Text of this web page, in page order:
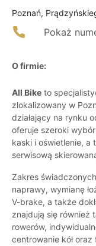
Poznań,
Pokaż
O firmie:
All Bike to
zlokalizowany w
działający na rynku
oferuje szeroki
kaski i oświetlenie, a
serwisową
Zakres
naprawy, wymianę
V-brake, a także
znajdują się również
rowerów,
centrowanie kół